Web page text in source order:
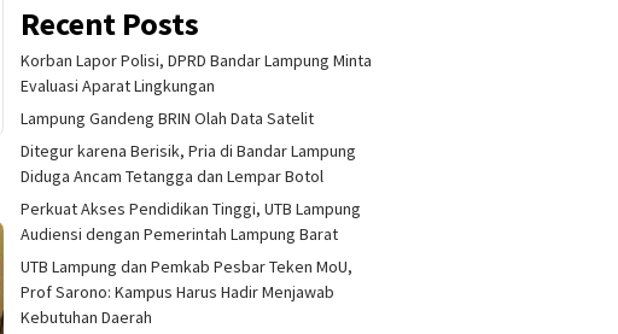
Recent Posts
Korban Lapor Polisi, DPRD Bandar Lampung Minta
Evaluasi Aparat Lingkungan
Lampung Gandeng BRIN Olah Data Satelit
Ditegur karena Berisik, Pria di Bandar Lampung
Diduga Ancam Tetangga dan Lempar Botol
Perkuat Akses Pendidikan Tinggi, UTB Lampung
Audiensi dengan Pemerintah Lampung Barat
UTB Lampung dan Pemkab Pesbar Teken MoU,
Prof Sarono: Kampus Harus Hadir Menjawab
Kebutuhan Daerah